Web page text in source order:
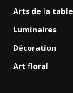
Arts de la table
Luminaires
Décoration
Art floral